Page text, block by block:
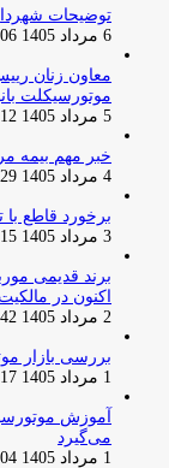
توضیحات
6 مرداد 1405 19:06
معاون زنان
موتورسیکلت
5 مرداد 1405 20:12
خبر مهم بیمه
4 مرداد 1405 22:29
برخورد قاطع
3 مرداد 1405 20:15
اکنون در
2 مرداد 1405 20:42
بررسی بازار
1 مرداد 1405 17:17
آموزش
می‌گیرد
1 مرداد 1405 17:04